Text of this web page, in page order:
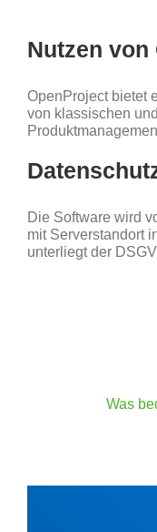
Nutzen von
OpenProject bietet
von klassischen
Die Software wird
mit Serverstandort
unterliegt der
Was